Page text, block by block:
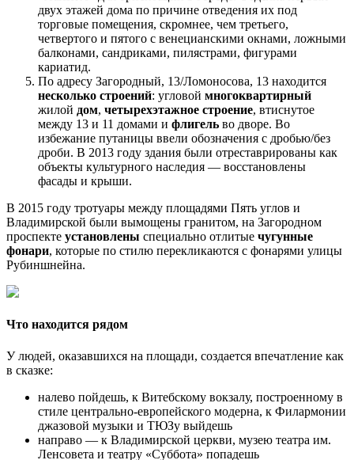
двух этажей дома по причине отведения их под
торговые помещения, скромнее, чем третьего,
четвертого и пятого с венецианскими окнами, ложными
балконами, сандриками, пилястрами, фигурами
кариатид.
По адресу Загородный, 13/Ломоносова, 13 находится
несколько строений: угловой многоквартирный
жилой дом, четырехэтажное строение, втиснутое
между 13 и 11 домами и флигель во дворе. Во
избежание путаницы ввели обозначения с дробью/без
дроби. В 2013 году здания были отреставрированы как
объекты культурного наследия — восстановлены
фасады и крыши.
В 2015 году тротуары между площадями Пять углов и
Владимирской были вымощены гранитом, на Загородном
проспекте установлены специально отлитые чугунные
фонари, которые по стилю перекликаются с фонарями улицы
Рубиншнейна.
Что находится рядом
У людей, оказавшихся на площади, создается впечатление как
в сказке:
налево пойдешь, к Витебскому вокзалу, построенному в
стиле центрально-европейского модерна, к Филармонии
джазовой музыки и ТЮЗу выйдешь
направо — к Владимирской церкви, музею театра им.
Ленсовета и театру «Суббота» попадешь